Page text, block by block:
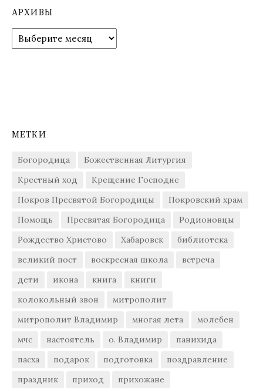
АРХИВЫ
Архивы
МЕТКИ
Богородица
Божественная Литургия
Крестный ход
Крещение Господне
Покров Пресвятой Богородицы
Покровский храм
Помощь
Пресвятая Богородица
Родионовцы
Рождество Христово
Хабаровск
библиотека
великий пост
воскресная школа
встреча
дети
икона книга
книги
колокольный звон
митрополит
митрополит Владимир
многая лета
молебен
мчс
настоятель о. Владимир
панихида
пасха
подарок подготовка
поздравление
праздник
приход прихожане